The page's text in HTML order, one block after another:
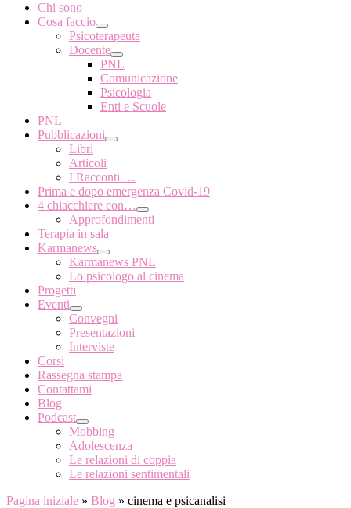
Chi sono
Cosa faccio
Psicoterapeuta
Docente
PNL
Comunicazione
Psicologia
Enti e Scuole
PNL
Pubblicazioni
Libri
Articoli
I Racconti …
Prima e dopo emergenza Covid-19
4 chiacchiere con…
Approfondimenti
Terapia in sala
Karmanews
Karmanews PNL
Lo psicologo al cinema
Progetti
Eventi
Convegni
Presentazioni
Interviste
Corsi
Rassegna stampa
Contattami
Blog
Podcast
Mobbing
Adolescenza
Le relazioni di coppia
Le relazioni sentimentali
Pagina iniziale » Blog » cinema e psicanalisi